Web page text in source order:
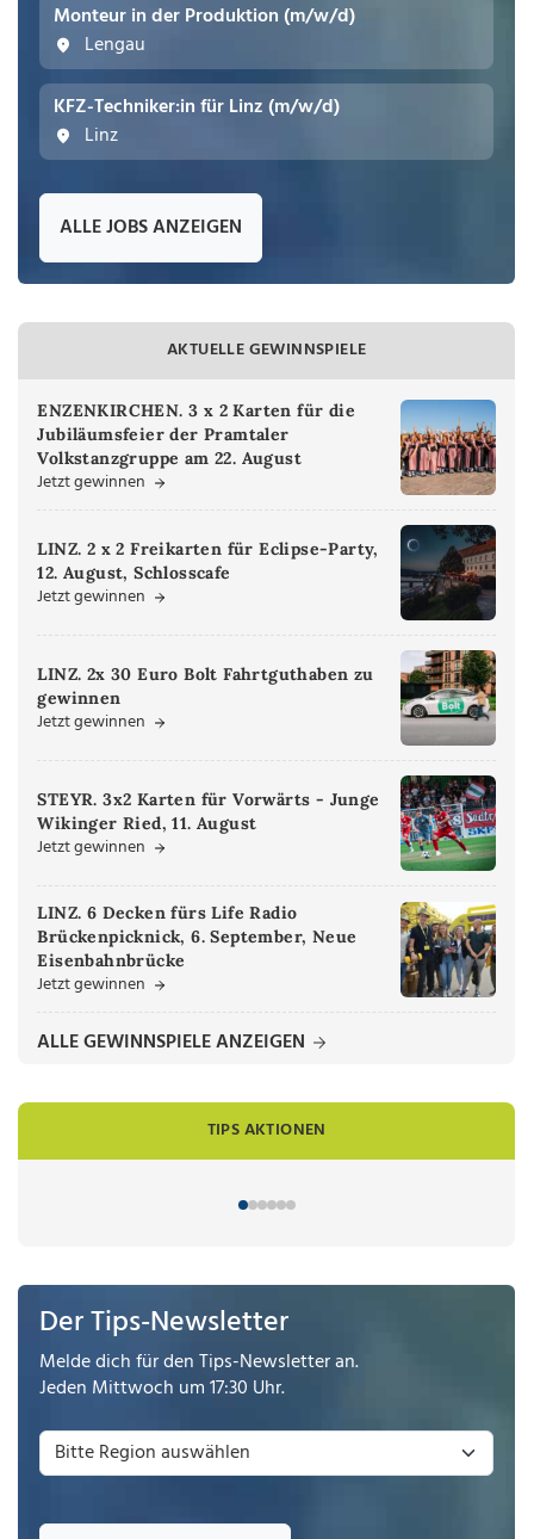
Monteur in der Produktion (m/w/d)
Lengau
KFZ-Techniker:in für Linz (m/w/d)
Linz
ALLE JOBS ANZEIGEN
AKTUELLE GEWINNSPIELE
ENZENKIRCHEN. 3 x 2 Karten für die
Jubiläumsfeier der Pramtaler
Volkstanzgruppe am 22. August
Jetzt gewinnen
LINZ. 2 x 2 Freikarten für Eclipse-Party,
12. August, Schlosscafe
Jetzt gewinnen
LINZ. 2x 30 Euro Bolt Fahrtguthaben zu
gewinnen
Jetzt gewinnen
STEYR. 3x2 Karten für Vorwärts - Junge
Wikinger Ried, 11. August
Jetzt gewinnen
LINZ. 6 Decken fürs Life Radio
Brückenpicknick, 6. September, Neue
Eisenbahnbrücke
Jetzt gewinnen
ALLE GEWINNSPIELE ANZEIGEN
TIPS AKTIONEN
Der Tips-Newsletter
Melde dich für den Tips-Newsletter an.
Jeden Mittwoch um 17:30 Uhr.